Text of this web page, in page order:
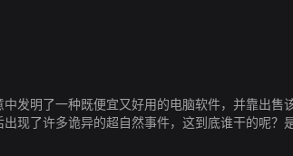
发明了一种既便宜又好用的电脑软件，并靠出
现了许多诡异的超自然事件，这到底谁干的呢？